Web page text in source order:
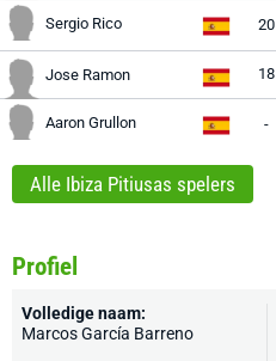
Sergio Rico 20
Jose Ramon 18
Aaron Grullon -
Alle Ibiza Pitiusas spelers
Profiel
Volledige naam:
Marcos García Barreno